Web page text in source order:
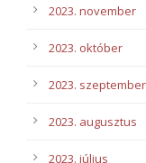
2023. november
2023. október
2023. szeptember
2023. augusztus
2023. július